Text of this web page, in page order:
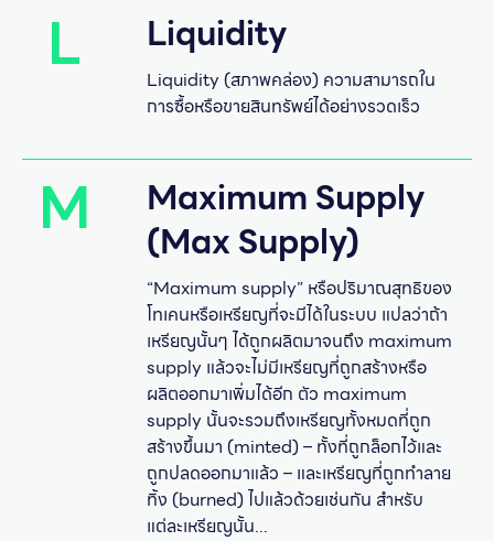
L Liquidity
Liquidity (สภาพคล่อง) ความสามารถใน
การซื้อหรือขายสินทรัพย์ได้อย่างรวดเร็ว
M
Maximum Supply
(Max Supply)
“Maximum supply” หรือปริมาณสุทธิของ
โทเคนหรือเหรียญที่จะมีได้ในระบบ แปลว่าถ้า
เหรียญนั้นๆ ได้ถูกผลิตมาจนถึง maximum
supply แล้วจะไม่มีเหรียญที่ถูกสร้างหรือ
ผลิตออกมาเพิ่มได้อีก ตัว maximum
supply นั้นจะรวมถึงเหรียญทั้งหมดที่ถูก
สร้างขึ้นมา (minted) – ทั้งที่ถูกล็อกไว้และ
ถูกปลดออกมาแล้ว – และเหรียญที่ถูกทำลาย
ทิ้ง (burned) ไปแล้วด้วยเช่นกัน สำหรับ
แต่ละเหรียญนั้น...